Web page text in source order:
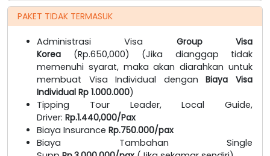
PAKET TIDAK TERMASUK
Administrasi Visa Group Visa
Korea (Rp.650,000) (Jika dianggap tidak
memenuhi syarat, maka akan diarahkan untuk
membuat Visa Individual denganBiaya Visa
Individual Rp 1.000.000)
Tipping Tour Leader, Local Guide,
Driver: Rp.1.440,000/Pax
Biaya Insurance Rp.750.000/pax
Biaya Tambahan Single